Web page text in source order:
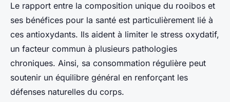
Le rapport entre la composition unique du rooibos et
ses bénéfices pour la santé est particulièrement lié à
ces antioxydants. Ils aident à limiter le stress oxydatif,
un facteur commun à plusieurs pathologies
chroniques. Ainsi, sa consommation régulière peut
soutenir un équilibre général en renforçant les
défenses naturelles du corps.